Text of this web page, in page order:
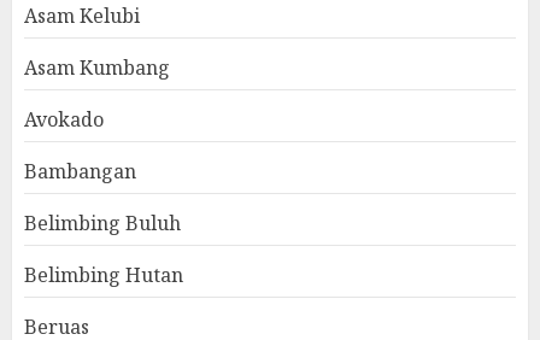
Asam Kelubi
Asam Kumbang
Avokado
Bambangan
Belimbing Buluh
Belimbing Hutan
Beruas